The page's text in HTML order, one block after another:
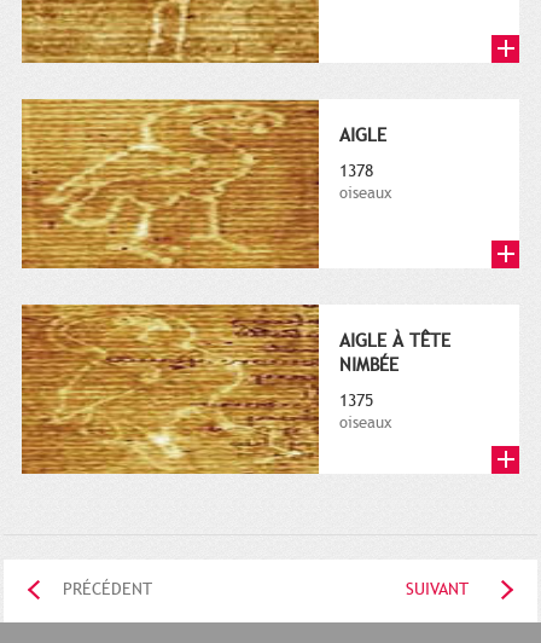
AIGLE
1378
oiseaux
AIGLE À TÊTE
NIMBÉE
1375
oiseaux
PRÉCÉDENT SUIVANT